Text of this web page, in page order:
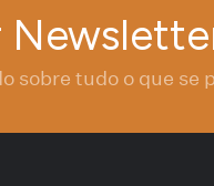
sobre tudo o que se